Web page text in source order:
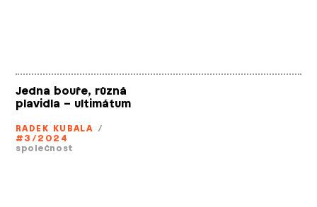
Jedna bouře, různá
plavidla – ultimátum
RADEK KUBALA /
#3/2024
společnost